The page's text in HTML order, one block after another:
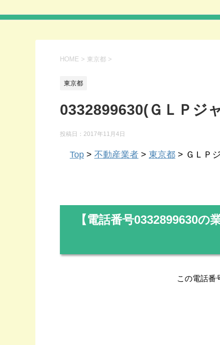
HOME > 東京都 >
東京都
0332899630(ＧＬＰジ
投稿日： 2017年11月4日
Top > 不動産業者 > 東京都 > ＧＬＰ
【電話番号0332899630の
この電話番